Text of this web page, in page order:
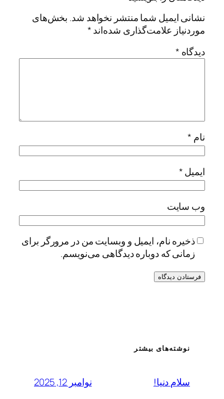
نشانی ایمیل شما منتشر نخواهد شد. بخش‌های
موردنیاز علامت‌گذاری شده‌اند*
دیدگاه *
نام *
ایمیل*
وب‌ سایت
ذخیره نام، ایمیل و وبسایت من در مرورگر برای
زمانی که دوباره دیدگاهی می‌نویسم.
نوشته‌های بیشتر
سلام دنیا! نوامبر 12, 2025